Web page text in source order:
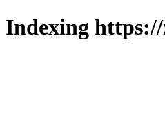
Indexing